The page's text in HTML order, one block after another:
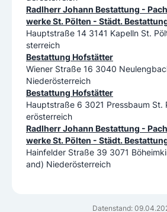
Datenstand:
Radlherr Johann Bestattung -
werke St. Pölten - Städt.
Hauptstraße 14 3141 Kapelln St.
sterreich
Bestattung Hofstätter
Wiener Straße 16 3040
Niederösterreich
Bestattung Hofstätter
Hauptstraße 6 3021 Pressbaum St.
erösterreich
Radlherr Johann Bestattung -
werke St. Pölten - Städt.
Hainfelder Straße 39 3071
and) Niederösterreich